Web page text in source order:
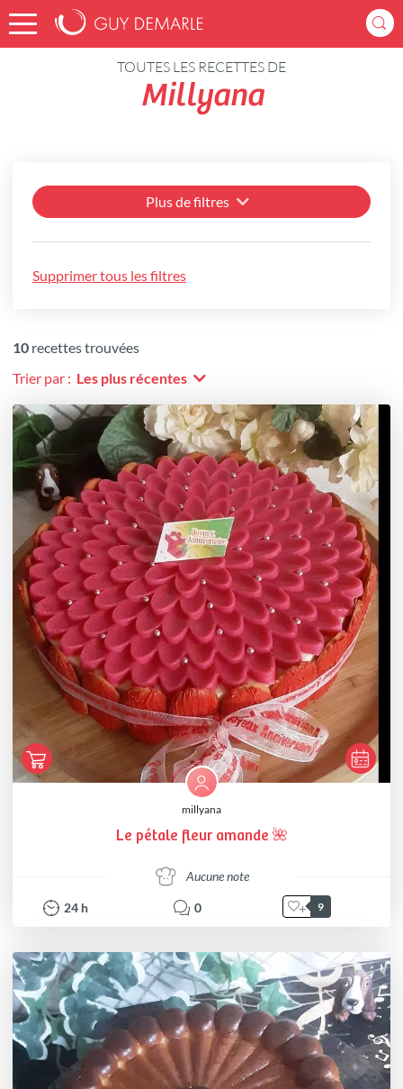
Accueil Recettes
TOUTES LES RECETTES DE
Millyana
Plus de filtres
Supprimer tous les filtres
10 recettes trouvées
Trier par : Les plus récentes
millyana
Le pétale fleur amande 🌺
Aucune note
24 h 0 9